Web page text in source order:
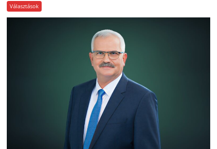
Választások